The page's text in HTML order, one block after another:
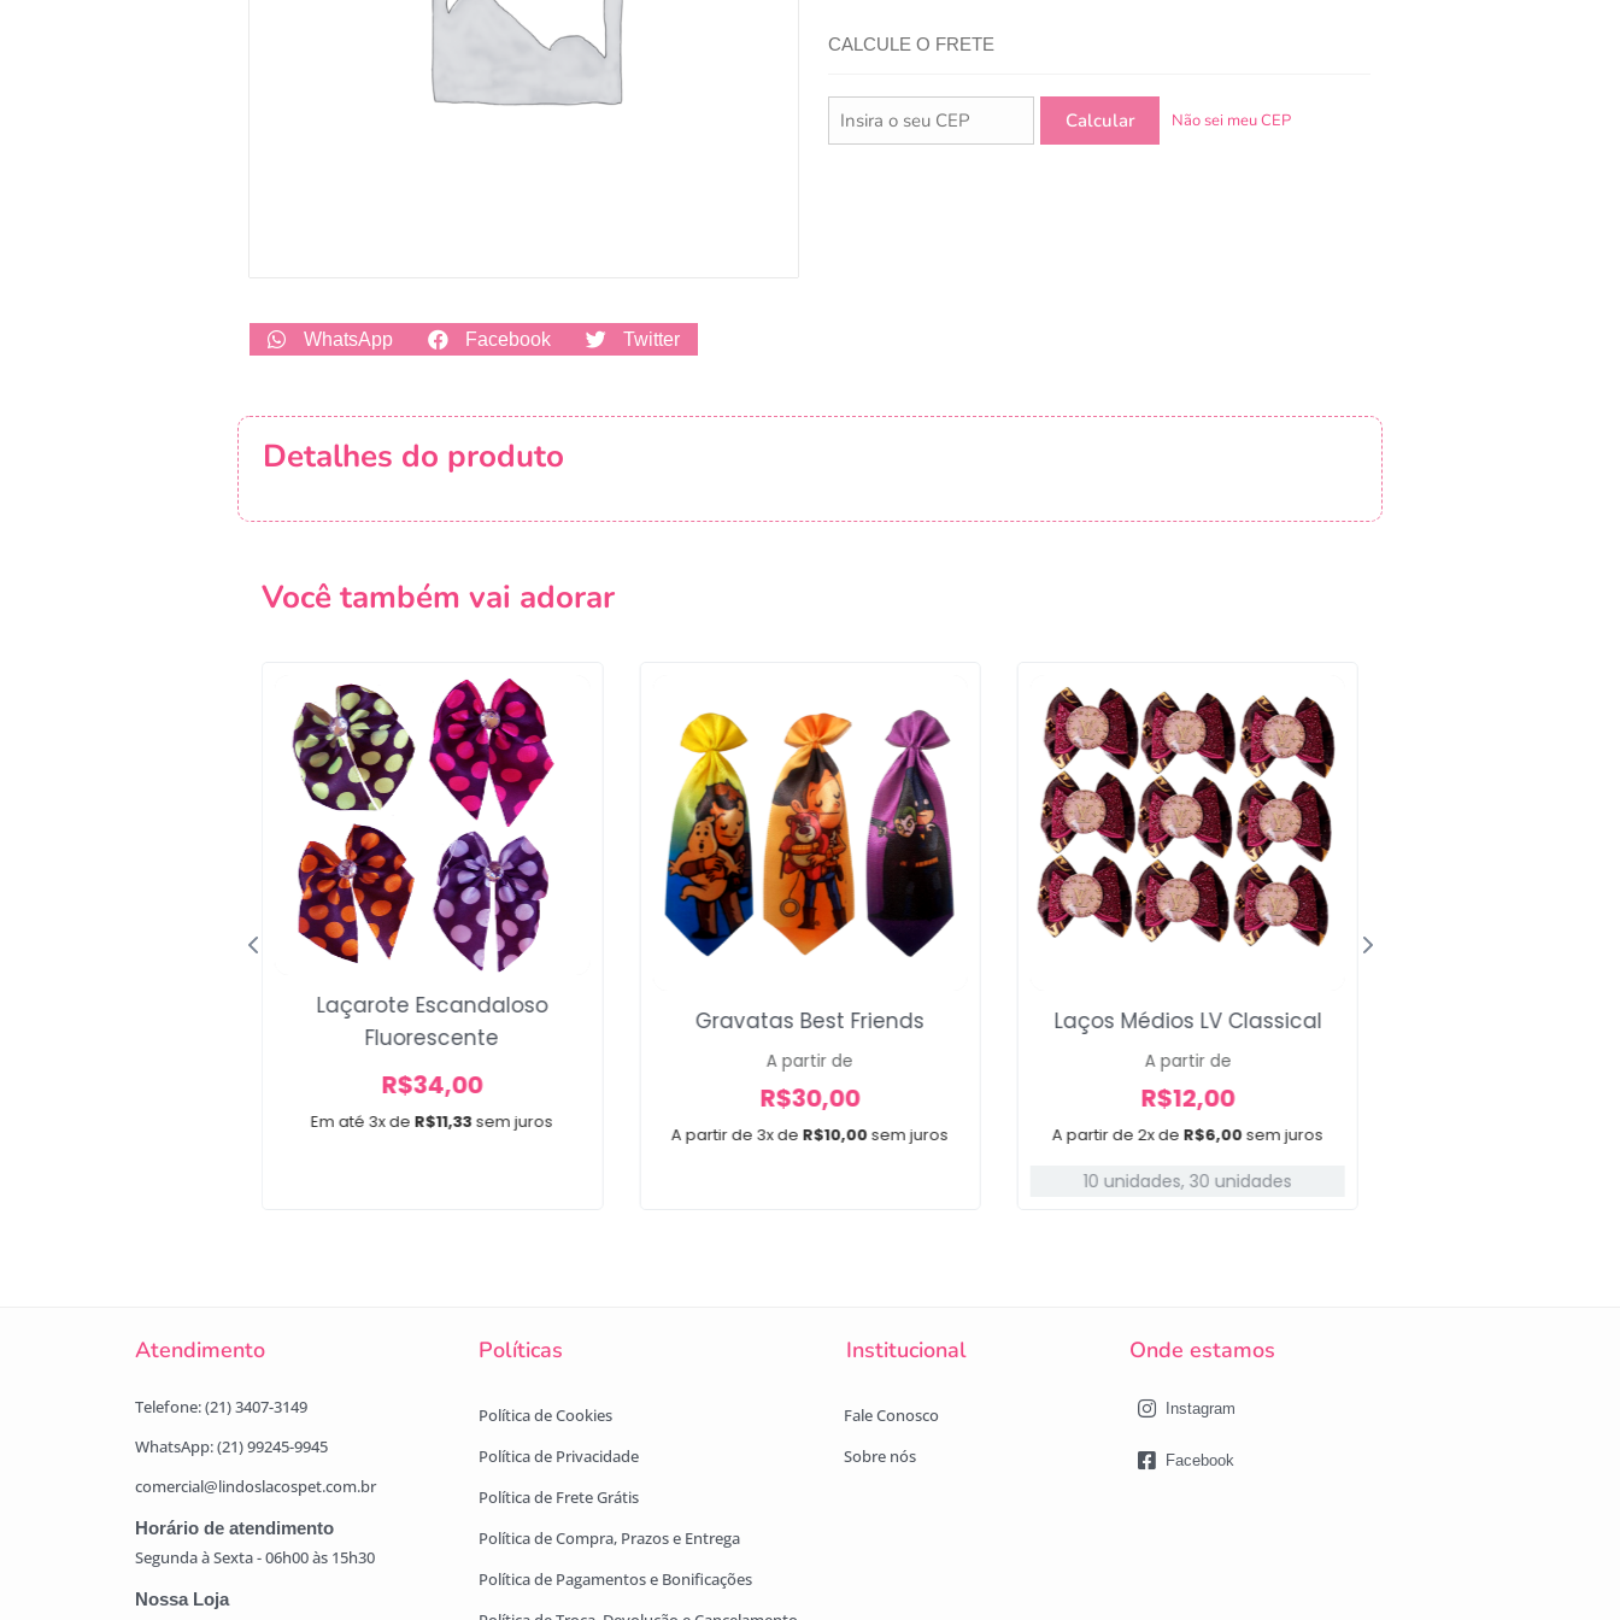
WhatsApp Facebook Twitter
CALCULE O FRETE
Não sei meu CEP
Detalhes do produto
Você também vai adorar
Em até 3x deR$11,33sem juros
Laçarote Escandaloso
Fluorescente
R$34,00
A partir de 3x de R$10,00sem juros
Gravatas Best Friends
A partir de
R$30,00
A partir de 2x de R$6,00sem juros
Laços Médios LV Classical
A partir de
R$12,00
10 unidades, 30 unidades
Atendimento Políticas Institucional Onde estamos
Telefone: (21) 3407-3149
WhatsApp: (21) 99245-9945
comercial@lindoslacospet.com.br
Horário de atendimento
Segunda à Sexta - 06h00 às 15h30
Nossa Loja
Política de Cookies
Política de Privacidade
Política de Frete Grátis
Política de Compra, Prazos e Entrega
Política de Pagamentos e Bonificações
Fale Conosco
Sobre nós
Instagram
Facebook
Campanha lançada com sucesso!
Voltar